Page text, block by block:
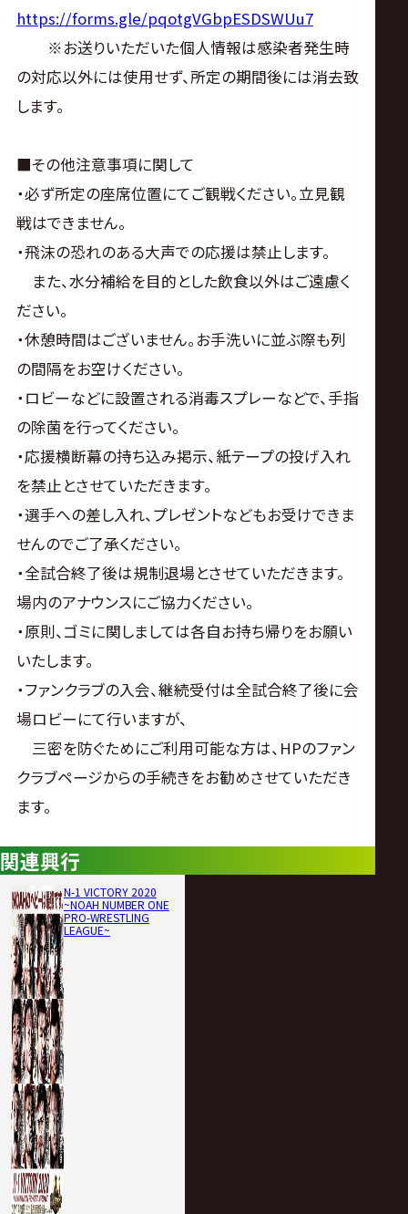
https://forms.gle/pqotgVGbpESDSWUu7
※お送りいただいた個人情報は感染者発生時
の対応以外には使用せず、所定の期間後には消去致
します。
■その他注意事項に関して
・必ず所定の座席位置にてご観戦ください。立見観
戦はできません。
・飛沫の恐れのある大声での応援は禁止します。
また、水分補給を目的とした飲食以外はご遠慮く
ださい。
・休憩時間はございません。お手洗いに並ぶ際も列
の間隔をお空けください。
・ロビーなどに設置される消毒スプレーなどで、手指
の除菌を行ってください。
・応援横断幕の持ち込み掲示、紙テープの投げ入れ
を禁止とさせていただきます。
・選手への差し入れ、プレゼントなどもお受けできま
せんのでご了承ください。
・全試合終了後は規制退場とさせていただきます。
場内のアナウンスにご協力ください。
・原則、ゴミに関しましては各自お持ち帰りをお願い
いたします。
・ファンクラブの入会、継続受付は全試合終了後に会
場ロビーにて行いますが、
三密を防ぐためにご利用可能な方は、HPのファン
クラブページからの手続きをお勧めさせていただき
ます。
関連興行
N-1 VICTORY 2020
~NOAH NUMBER ONE
PRO-WRESTLING
LEAGUE~